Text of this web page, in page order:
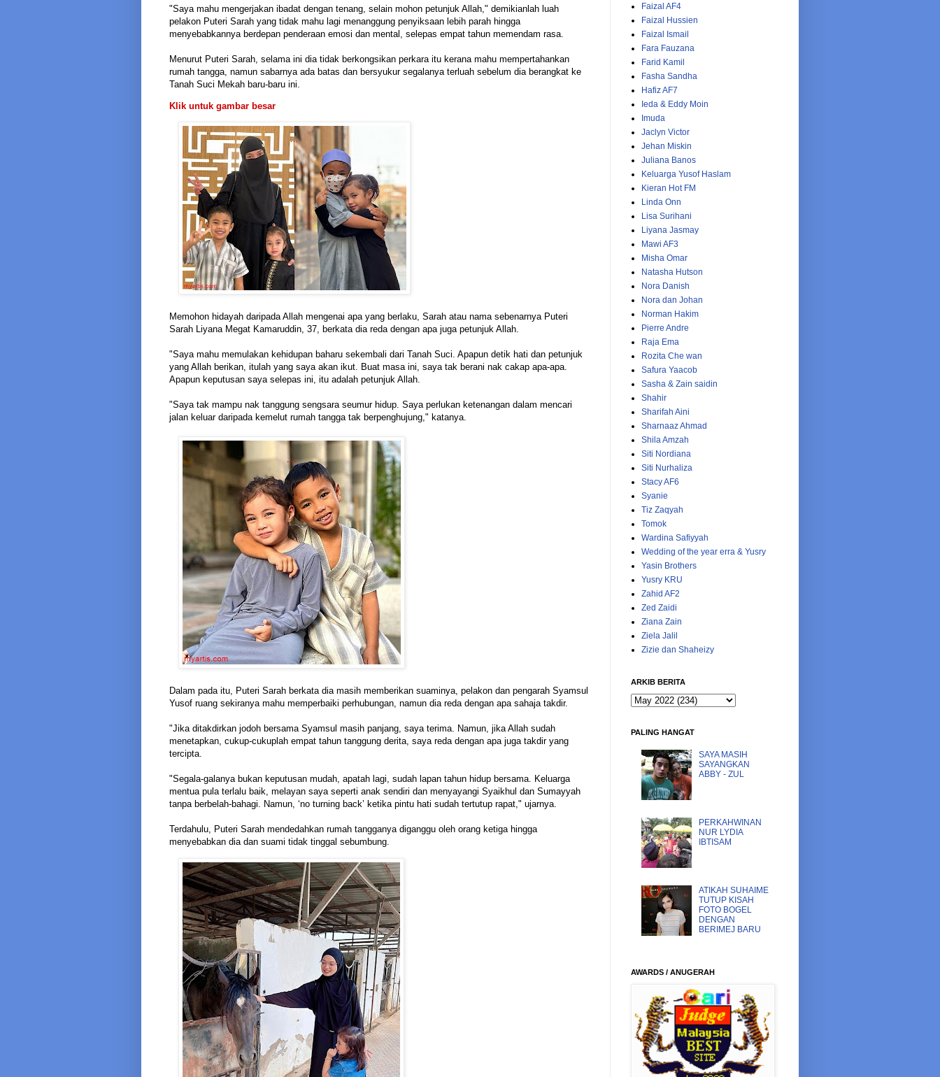
"Saya mahu mengerjakan ibadat dengan tenang, selain mohon petunjuk Allah," demikianlah luah
pelakon Puteri Sarah yang tidak mahu lagi menanggung penyiksaan lebih parah hingga
menyebabkannya berdepan penderaan emosi dan mental, selepas empat tahun memendam rasa.
Menurut Puteri Sarah, selama ini dia tidak berkongsikan perkara itu kerana mahu mempertahankan
rumah tangga, namun sabarnya ada batas dan bersyukur segalanya terluah sebelum dia berangkat ke
Tanah Suci Mekah baru-baru ini.
Klik untuk gambar besar
Memohon hidayah daripada Allah mengenai apa yang berlaku, Sarah atau nama sebenarnya Puteri
Sarah Liyana Megat Kamaruddin, 37, berkata dia reda dengan apa juga petunjuk Allah.
"Saya mahu memulakan kehidupan baharu sekembali dari Tanah Suci. Apapun detik hati dan petunjuk
yang Allah berikan, itulah yang saya akan ikut. Buat masa ini, saya tak berani nak cakap apa-apa.
Apapun keputusan saya selepas ini, itu adalah petunjuk Allah.
"Saya tak mampu nak tanggung sengsara seumur hidup. Saya perlukan ketenangan dalam mencari
jalan keluar daripada kemelut rumah tangga tak berpenghujung," katanya.
Dalam pada itu, Puteri Sarah berkata dia masih memberikan suaminya, pelakon dan pengarah Syamsul
Yusof ruang sekiranya mahu memperbaiki perhubungan, namun dia reda dengan apa sahaja takdir.
"Jika ditakdirkan jodoh bersama Syamsul masih panjang, saya terima. Namun, jika Allah sudah
menetapkan, cukup-cukuplah empat tahun tanggung derita, saya reda dengan apa juga takdir yang
tercipta.
"Segala-galanya bukan keputusan mudah, apatah lagi, sudah lapan tahun hidup bersama. Keluarga
mentua pula terlalu baik, melayan saya seperti anak sendiri dan menyayangi Syaikhul dan Sumayyah
tanpa berbelah-bahagi. Namun, ‘no turning back’ ketika pintu hati sudah tertutup rapat," ujarnya.
Terdahulu, Puteri Sarah mendedahkan rumah tangganya diganggu oleh orang ketiga hingga
menyebabkan dia dan suami tidak tinggal sebumbung.
Faizal AF4
Faizal Hussien
Faizal Ismail
Fara Fauzana
Farid Kamil
Fasha Sandha
Hafiz AF7
Ieda & Eddy Moin
Imuda
Jaclyn Victor
Jehan Miskin
Juliana Banos
Keluarga Yusof Haslam
Kieran Hot FM
Linda Onn
Lisa Surihani
Liyana Jasmay
Mawi AF3
Misha Omar
Natasha Hutson
Nora Danish
Nora dan Johan
Norman Hakim
Pierre Andre
Raja Ema
Rozita Che wan
Safura Yaacob
Sasha & Zain saidin
Shahir
Sharifah Aini
Sharnaaz Ahmad
Shila Amzah
Siti Nordiana
Siti Nurhaliza
Stacy AF6
Syanie
Tiz Zaqyah
Tomok
Wardina Safiyyah
Wedding of the year erra & Yusry
Yasin Brothers
Yusry KRU
Zahid AF2
Zed Zaidi
Ziana Zain
Ziela Jalil
Zizie dan Shaheizy
ARKIB BERITA
PALING HANGAT
SAYA MASIH
SAYANGKAN
ABBY - ZUL
PERKAHWINAN
NUR LYDIA
IBTISAM
ATIKAH SUHAIME
TUTUP KISAH
FOTO BOGEL
DENGAN
BERIMEJ BARU
AWARDS / ANUGERAH